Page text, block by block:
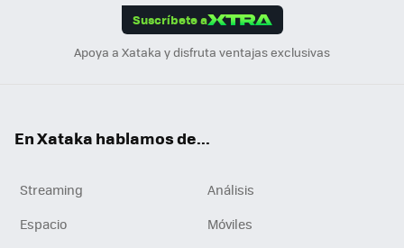
Suscríbete a
Apoya a Xataka y disfruta ventajas exclusivas
En Xataka hablamos de...
Streaming
Análisis
Espacio
Móviles